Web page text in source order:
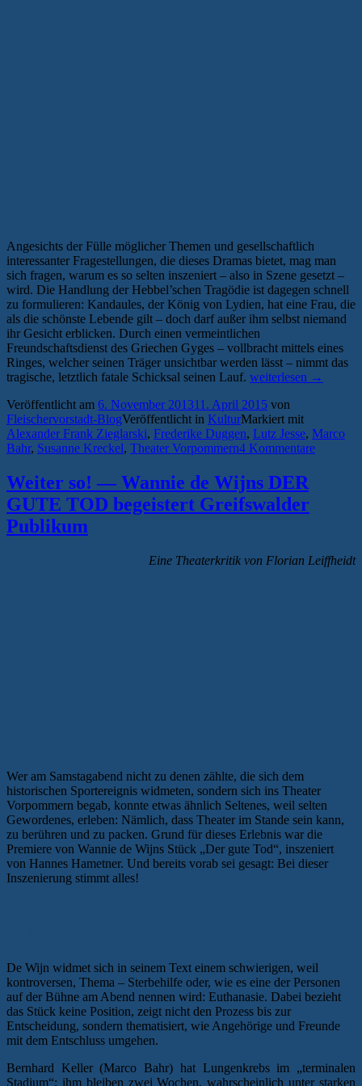
Angesichts der Fülle möglicher Themen und gesellschaftlich
interessanter Fragestellungen, die dieses Dramas bietet, mag man
sich fragen, warum es so selten inszeniert – also in Szene gesetzt –
wird. Die Handlung der Hebbel’schen Tragödie ist dagegen schnell
zu formulieren: Kandaules, der König von Lydien, hat eine Frau, die
als die schönste Lebende gilt – doch darf außer ihm selbst niemand
ihr Gesicht erblicken. Durch einen vermeintlichen
Freundschaftsdienst des Griechen Gyges – vollbracht mittels eines
Ringes, welcher seinen Träger unsichtbar werden lässt – nimmt das
tragische, letztlich fatale Schicksal seinen Lauf. „Ein
der
Beliebigkeit
—
André
inszeniert
Hebbels
„Gyges
am
weiterlesen →
Veröffentlicht am 6. November 201311. April 2015 von
Fleischervorstadt-BlogVeröffentlicht in KulturMarkiert mit
Alexander Frank Zieglarski, Frederike Duggen, Lutz Jesse, Marco
Bahr, Susanne Kreckel, Theater Vorpommern4 Kommentare
Weiter so! — Wannie de Wijns DER
GUTE TOD begeistert Greifswalder
Publikum
Eine Theaterkritik von Florian Leiffheidt
Wer am Samstagabend nicht zu denen zählte, die sich dem
historischen Sportereignis widmeten, sondern sich ins Theater
Vorpommern begab, konnte etwas ähnlich Seltenes, weil selten
Gewordenes, erleben: Nämlich, dass Theater im Stande sein kann,
zu berühren und zu packen. Grund für dieses Erlebnis war die
Premiere von Wannie de Wijns Stück „Der gute Tod“, inszeniert
von Hannes Hametner. Und bereits vorab sei gesagt: Bei dieser
Inszenierung stimmt alles!
De Wijn widmet sich in seinem Text einem schwierigen, weil
kontroversen, Thema – Sterbehilfe oder, wie es eine der Personen
auf der Bühne am Abend nennen wird: Euthanasie. Dabei bezieht
das Stück keine Position, zeigt nicht den Prozess bis zur
Entscheidung, sondern thematisiert, wie Angehörige und Freunde
mit dem Entschluss umgehen.
Bernhard Keller (Marco Bahr) hat Lungenkrebs im „terminalen
Stadium“; ihm bleiben zwei Wochen, wahrscheinlich unter starken